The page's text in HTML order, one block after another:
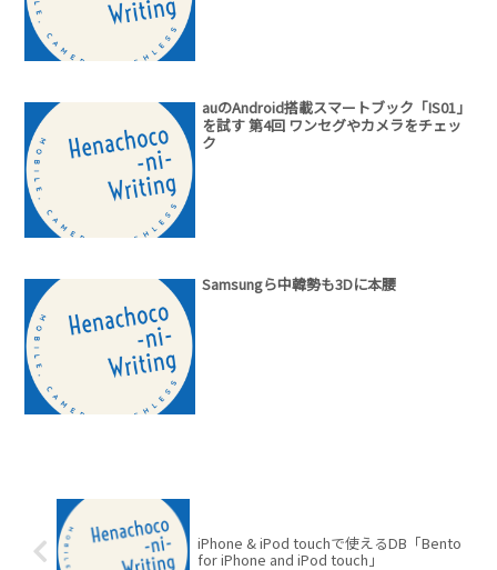
auのAndroid搭載スマートブック「IS01」
を試す 第4回 ワンセグやカメラをチェッ
ク
Samsungら中韓勢も3Dに本腰
iPhone & iPod touchで使えるDB「Bento
for iPhone and iPod touch」